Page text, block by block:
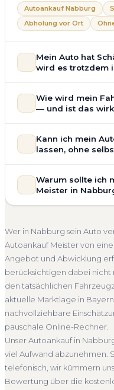
Autoankauf Nabburg
Abholung vor Ort
Mein Auto hat
wird es trotzdem
Motorschaden,
allgemeinem
Bewertung ein. Anders
wir den realen Zustand
Unfallwagen Nabburg
Getriebeschaden
Wie wird mein
— und ist das
ist vollständig kostenlos
Modell, Baujahr,
Schätzung, sondern eine
tatsächlichen
Bayern.
Unverbindlich
Kann ich mein
lassen, ohne
umfasst die kostenlose
egal ob zu Hause, am
erfolgt direkt bei
auch die Abmeldung.
Abholung Nabburg
Abmeldung inklusive
Warum sollte ich
Meister in
deutschlandweit an —
Sie erhalten eine
Angebot und auf
Abholung bis zur
Kunden sprechen für sich.
Seit 2010 4.800+
Wer in Nabburg sein Auto
Autoankauf Meister von
Angebot und Abwicklung
berücksichtigen dabei nicht
den tatsächlichen
aktuelle Marktlage in
nachvollziehbare
pauschale Online-Rechner.
Unser Autoankauf in
viel Aufwand abzunehmen.
telefonisch, wir kümmern
Bewertung über die